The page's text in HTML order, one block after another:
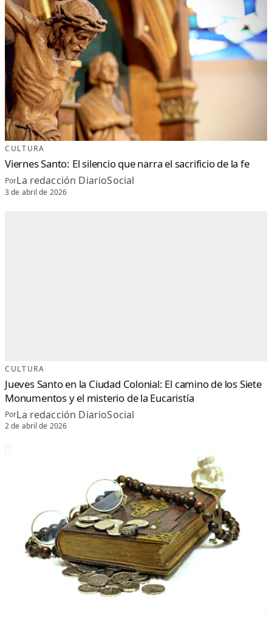
CULTURA
Viernes Santo: El silencio que narra el sacrificio de la fe
PorLa redacción DiarioSocial
3 de abril de 2026
CULTURA
Jueves Santo en la Ciudad Colonial: El camino de los Siete
Monumentos y el misterio de la Eucaristía
PorLa redacción DiarioSocial
2 de abril de 2026